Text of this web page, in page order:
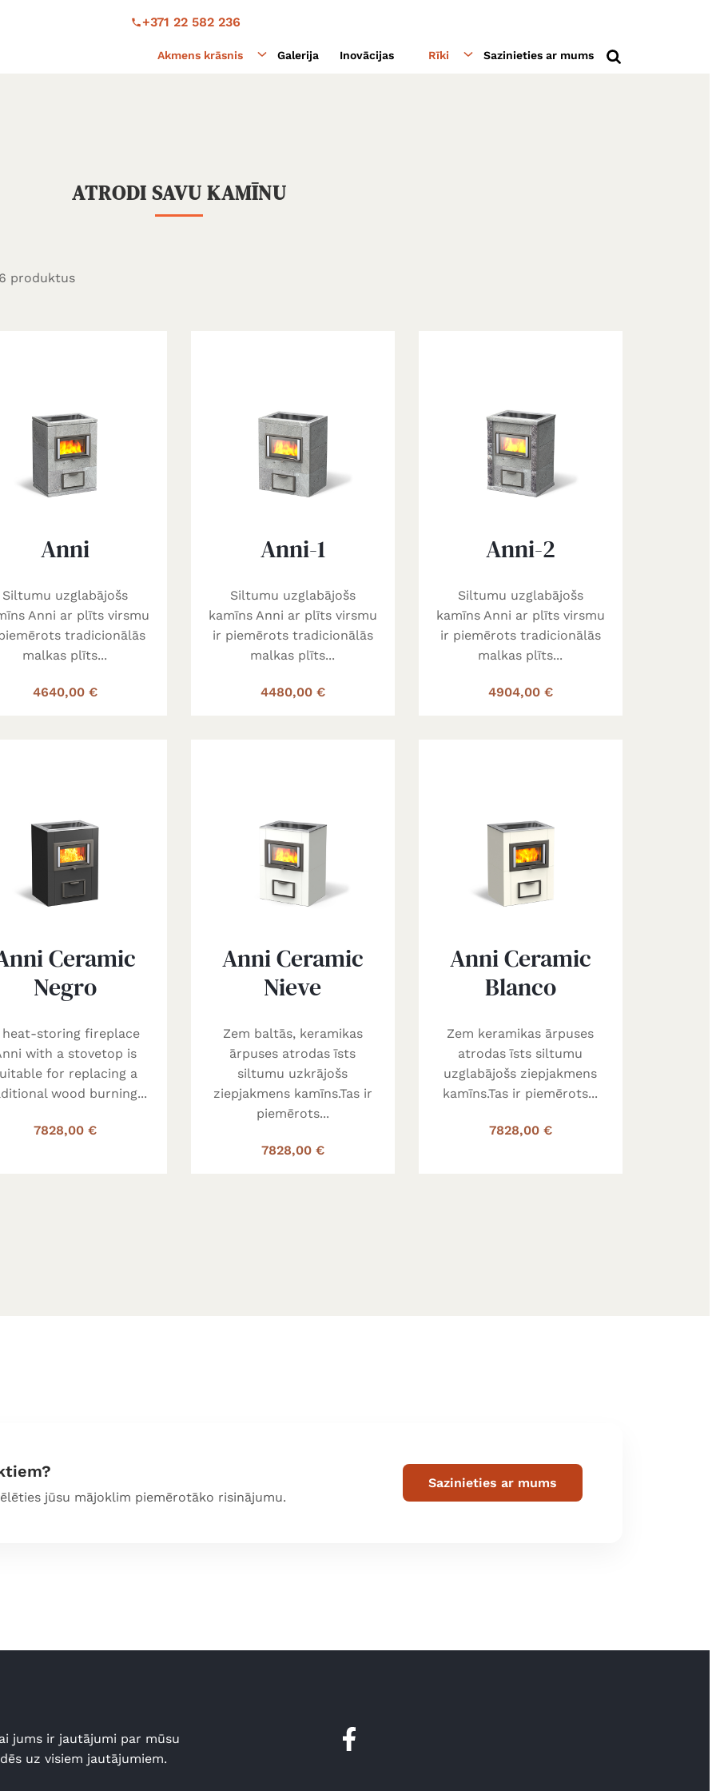
+371 22 582 236
Akmens krāsnis Galerija Inovācijas Rīki Sazinieties ar mums
ATRODI SAVU KAMĪNU
produktus
Anni
Siltumu uzglabājošs
Anni ar plīts virsmu
tradicionālās
malkas plīts...
4640,00 €
Anni-1
Siltumu uzglabājošs
kamīns Anni ar plīts virsmu
ir piemērots tradicionālās
malkas plīts...
4480,00 €
Anni-2
Siltumu uzglabājošs
kamīns Anni ar plīts virsmu
ir piemērots tradicionālās
malkas plīts...
4904,00 €
Ceramic
Negro
heat-storing fireplace
with a stovetop is
for replacing a
wood burning...
7828,00 €
Anni Ceramic
Nieve
Zem baltās, keramikas
ārpuses atrodas īsts
siltumu uzkrājošs
ziepjakmens kamīns.Tas ir
piemērots...
7828,00 €
Anni Ceramic
Blanco
Zem keramikas ārpuses
atrodas īsts siltumu
uzglabājošs ziepjakmens
kamīns.Tas ir piemērots...
7828,00 €
jūsu mājoklim piemērotāko risinājumu.
Sazinieties ar mums
jums ir jautājumi par mūsu
uz visiem jautājumiem.